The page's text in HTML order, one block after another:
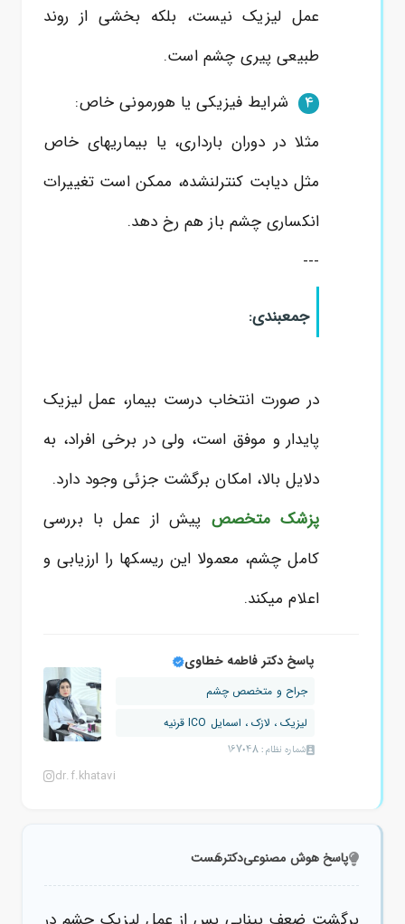
عمل لیزیک نیست، بلکه بخشی از روند
طبیعی پیری چشم است.
4
شرایط فیزیکی یا هورمونی خاص:
مثلا در دوران بارداری، یا بیماریهای خاص
مثل دیابت کنترلنشده، ممکن است تغییرات
انکساری چشم باز هم رخ دهد.
---
جمعبندی:
در صورت انتخاب درست بیمار، عمل لیزیک
پایدار و موفق است، ولی در برخی افراد، به
دلایل بالا، امکان برگشت جزئی وجود دارد.
پزشک متخصص پیش از عمل با بررسی
کامل چشم، معمولا این ریسکها را ارزیابی و
اعلام میکند.
پاسخ دکتر فاطمه خطاوی
جراح و متخصص چشم
لیزیک ، لازک ، اسمایل ICO قرنیه
شماره نظام: 167048
dr.f.khatavi
پاسخ هوش مصنوعیدکترهَست